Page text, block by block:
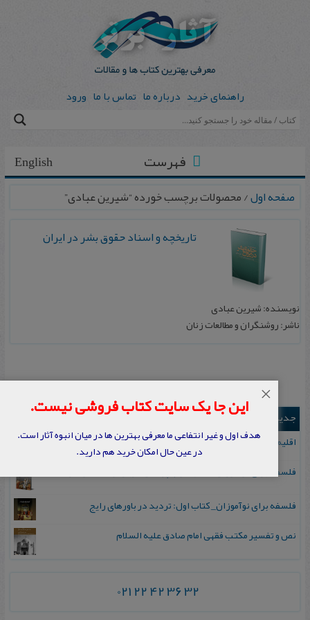
راهنمای خرید درباره ما تماس با ما ورود
English فهرست
صفحه اول/ محصولات برچسب خورده “شیرین عبادی”
تاریخچه و اسناد حقوق بشر در ایران
نویسنده: شیرین عبادی
ناشر: روشنگران و مطالعات زنان
جدیدترین ها
اقلیم مورخان؛ مهارت‌های تاریخ ورزی علمی
فلسفه برای نوآموزان_ کتاب دوم: پرسش درباره واقعیت و معرفت
فلسفه برای نوآموزان_ کتاب اول: تردید در باورهای رایج
نص و تفسیر مکتب فقهی امام صادق علیه السلام
021 22 42 36 32
این جا یک سایت کتاب فروشی نیست.
هدف اول و غیر انتفاعی ما معرفی بهترین ها در میان انبوه آثار است.
در عین حال امکان خرید هم دارید.
×